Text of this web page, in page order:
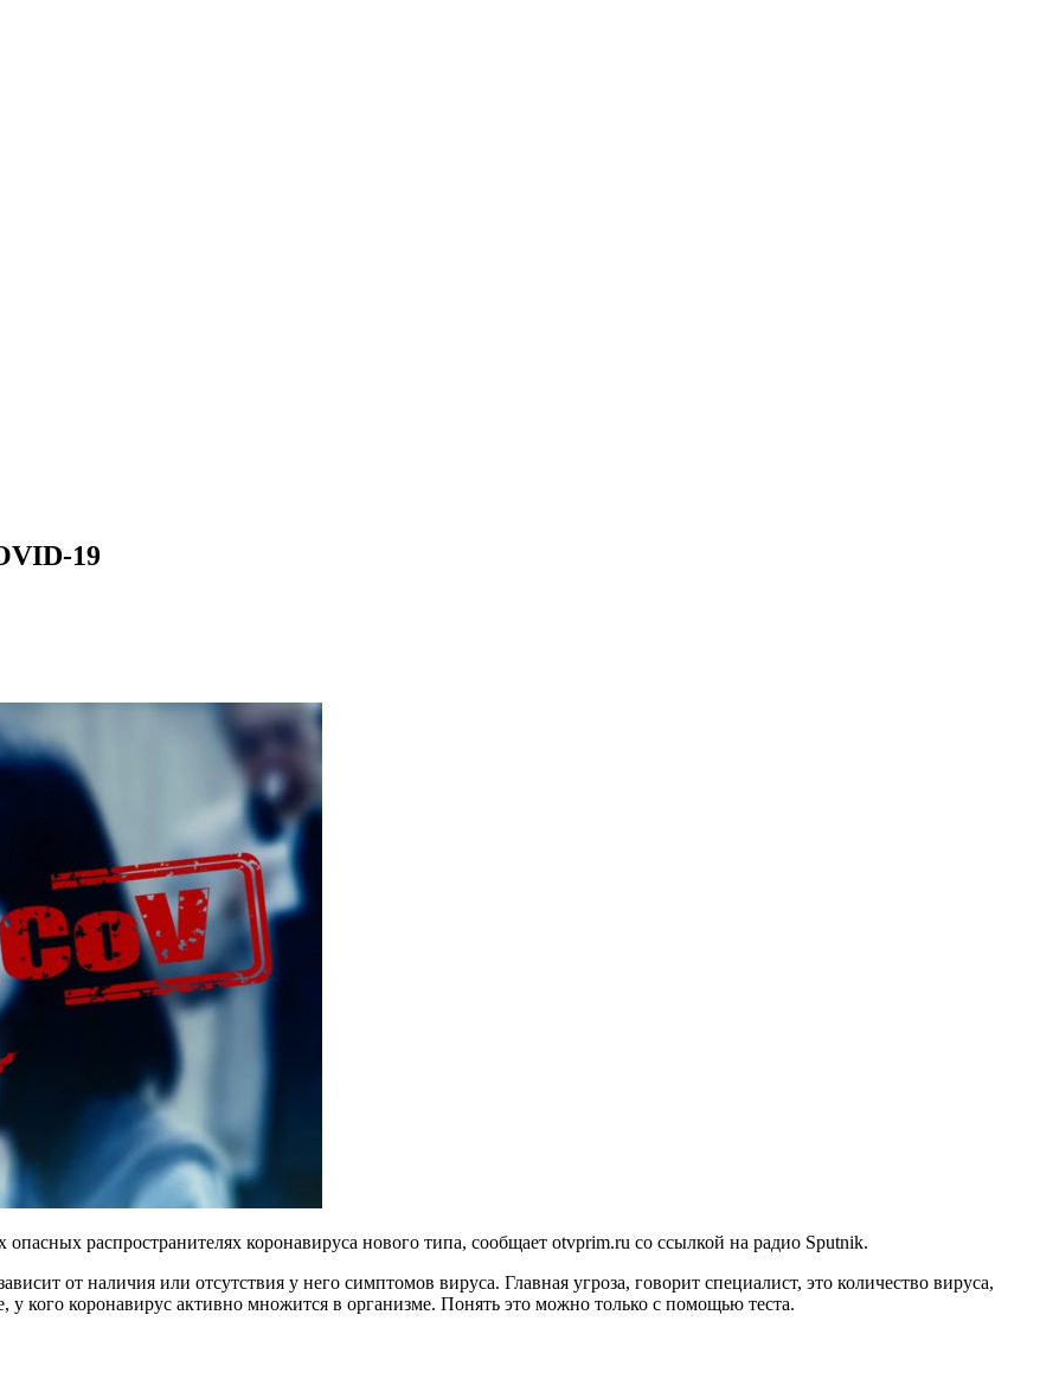
19
распространителях коронавируса нового типа, сообщает otvprim.ru со ссылкой на радио Sputnik.
от наличия или отсутствия у него симптомов вируса. Главная угроза, говорит специалист, это количество вируса,
кого коронавирус активно множится в организме. Понять это можно только с помощью теста.